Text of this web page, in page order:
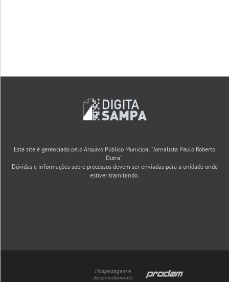
Este site é gerenciado pelo Arquivo Público Municipal "Jornalista Paulo Roberto
Dutra".
Dúvidas e informações sobre processos devem ser enviadas para a unidade onde
estiver tramitando.
Hospedagem e
desenvolvimento